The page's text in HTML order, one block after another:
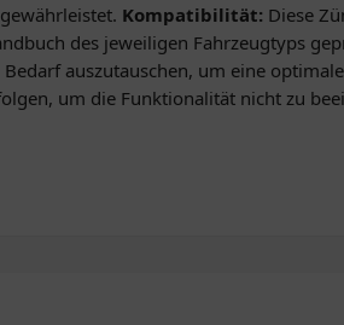
Kompatibilität: Diese
des jeweiligen Fahrzeugtyps
auszutauschen, um eine
um die Funktionalität nicht zu